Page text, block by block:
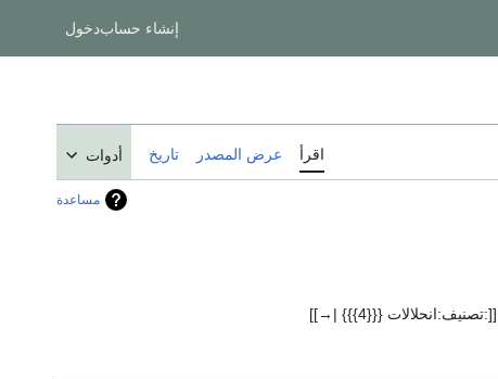
إنشاء حسابدخول
اقرأ عرض المصدر تاريخ أدوات
مساعدة
[[:تصنيف:انحلالات {{{4}}} |→]]